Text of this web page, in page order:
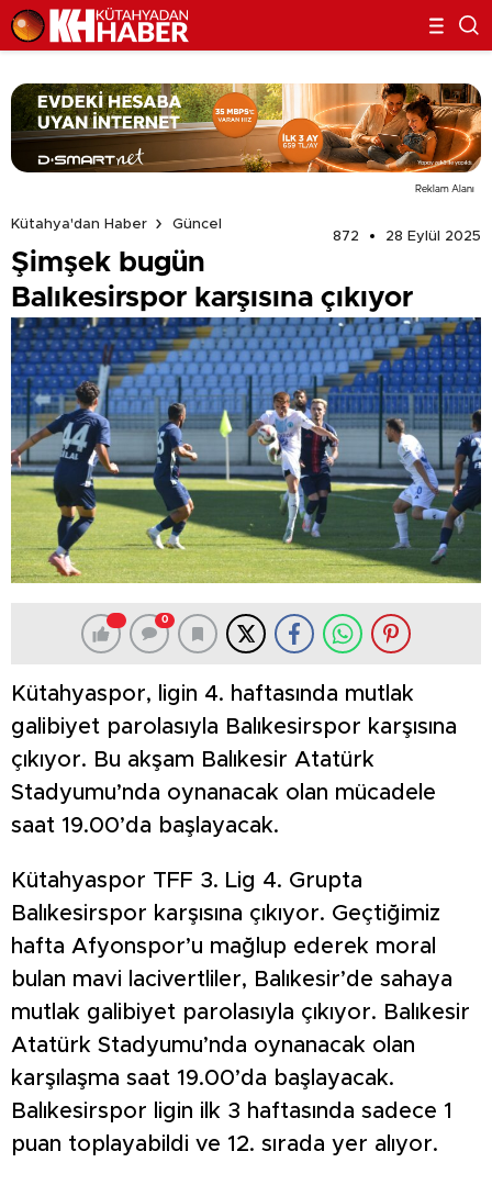
Reklam Alanı
Kütahya'dan Haber
Güncel
872
28 Eylül 2025
Şimşek bugün
Balıkesirspor karşısına çıkıyor
0
Kütahyaspor, ligin 4. haftasında mutlak
galibiyet parolasıyla Balıkesirspor karşısına
çıkıyor. Bu akşam Balıkesir Atatürk
Stadyumu’nda oynanacak olan mücadele
saat 19.00’da başlayacak.
Kütahyaspor TFF 3. Lig 4. Grupta
Balıkesirspor karşısına çıkıyor. Geçtiğimiz
hafta Afyonspor’u mağlup ederek moral
bulan mavi lacivertliler, Balıkesir’de sahaya
mutlak galibiyet parolasıyla çıkıyor. Balıkesir
Atatürk Stadyumu’nda oynanacak olan
karşılaşma saat 19.00’da başlayacak.
Balıkesirspor ligin ilk 3 haftasında sadece 1
puan toplayabildi ve 12. sırada yer alıyor.